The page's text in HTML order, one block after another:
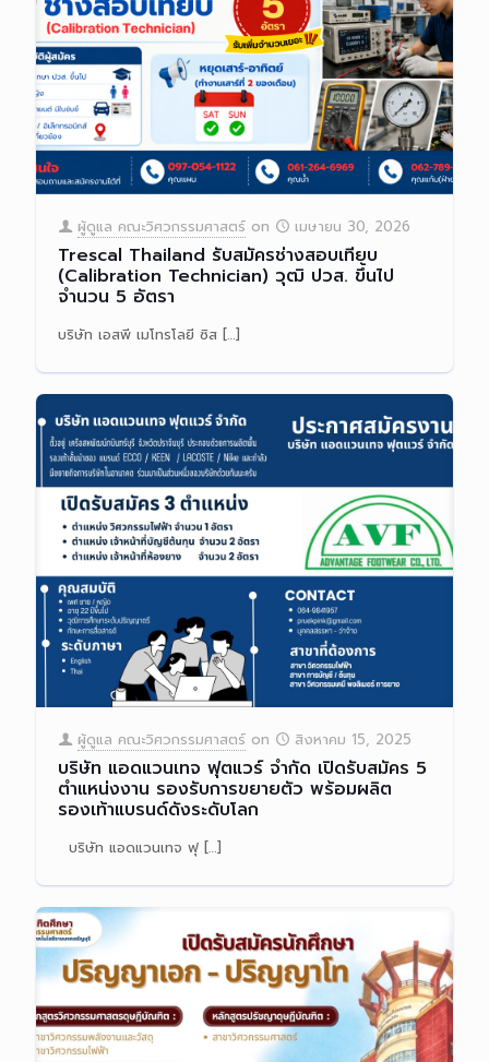
ผู้ดูแล คณะวิศวกรรมศาสตร์ on เมษายน 30, 2026
Trescal Thailand รับสมัครช่างสอบเทียบ
(Calibration Technician) วุฒิ ปวส. ขึ้นไป
จำนวน 5 อัตรา
บริษัท เอสพี เมโทรโลยี ซิส […]
Read more
ผู้ดูแล คณะวิศวกรรมศาสตร์ on สิงหาคม 15, 2025
บริษัท แอดแวนเทจ ฟุตแวร์ จำกัด เปิดรับสมัคร 5
ตำแหน่งงาน รองรับการขยายตัว พร้อมผลิต
รองเท้าแบรนด์ดังระดับโลก
บริษัท แอดแวนเทจ ฟุ […]